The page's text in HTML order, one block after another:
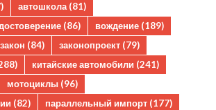
автошкола(81)
(86) вождение (189)
закон (84) законопроект (79)
китайские автомобили (241)
мотоциклы (96)
(82) параллельный импорт (177)